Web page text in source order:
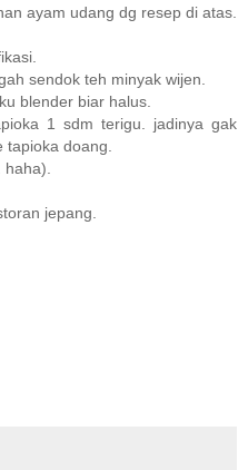
ayam udang dg resep di atas.
sendok teh minyak wijen.
blender biar halus.
1 sdm terigu. jadinya gak
tapioka doang.
jepang.